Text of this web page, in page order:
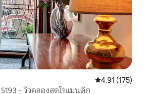
คะแนนเฉลี่ย
4.91 (175)
– วิวคลองสุดโรแมนติก